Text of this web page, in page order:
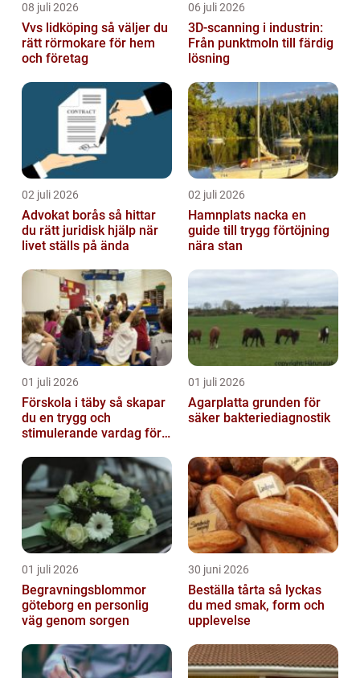
08 juli 2026
Vvs lidköping så väljer du
rätt rörmokare för hem
och företag
06 juli 2026
3D-scanning i industrin:
Från punktmoln till färdig
lösning
02 juli 2026
Advokat borås så hittar
du rätt juridisk hjälp när
livet ställs på ända
02 juli 2026
Hamnplats nacka en
guide till trygg förtöjning
nära stan
01 juli 2026
Förskola i täby så skapar
du en trygg och
stimulerande vardag för
01 juli 2026
Agarplatta grunden för
säker bakteriediagnostik
01 juli 2026
Begravningsblommor
göteborg en personlig
väg genom sorgen
30 juni 2026
Beställa tårta så lyckas
du med smak, form och
upplevelse